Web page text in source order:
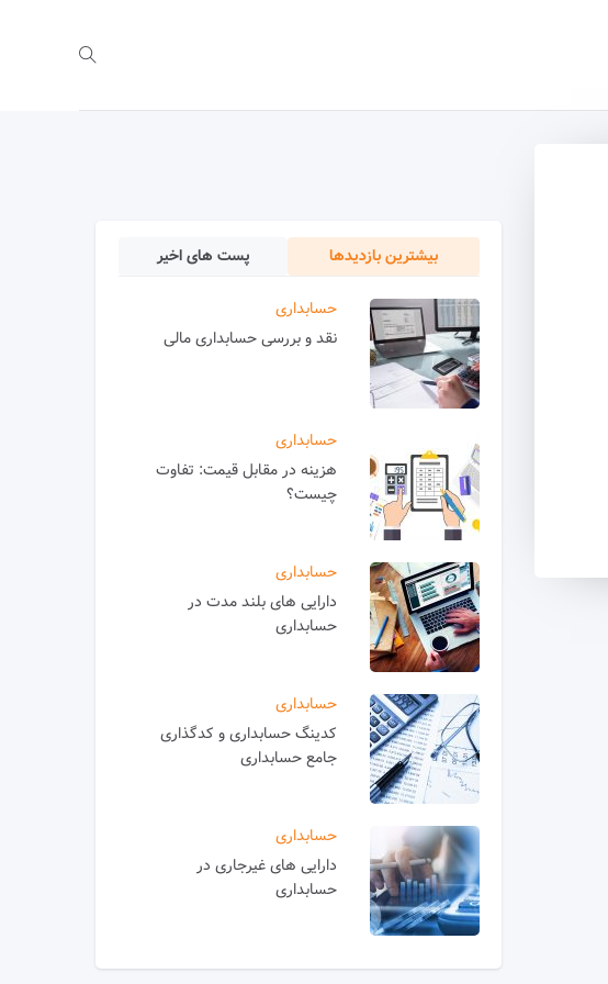
بیشترین بازدیدها پست های اخیر
حسابداری
نقد و بررسی حسابداری مالی
حسابداری
هزینه در مقابل قیمت: تفاوت
چیست؟
حسابداری
دارایی های بلند مدت در
حسابداری
حسابداری
کدینگ حسابداری و کدگذاری
جامع حسابداری
حسابداری
دارایی های غیرجاری در
حسابداری